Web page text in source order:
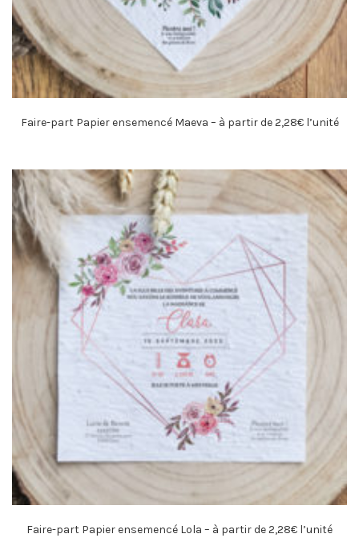
Faire-part Papier ensemencé Maeva – à partir de 2,28€ l’unité
Faire-part Papier ensemencé Lola – à partir de 2,28€ l’unité